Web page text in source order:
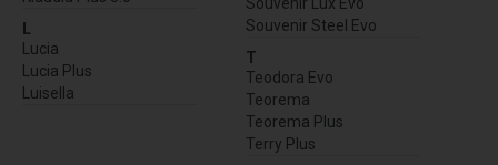
L
Lucia
Lucia Plus
Luisella
Souvenir Steel Evo
T
Teodora Evo
Teorema
Teorema Plus
Terry Plus